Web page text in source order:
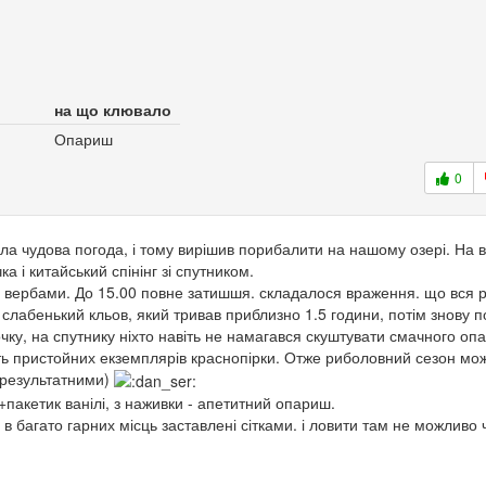
на що клювало
Опариш
0
чудова погода, і тому вирішив порибалити на нашому озері. На
китайський спінінг зі спутником.
вербами. До 15.00 повне затишшя. складалося враження. що вся
кльов, який тривав приблизно 1.5 години, потім знову
на спутнику ніхто навіть не намагався скуштувати смачного
пристойних екземплярів краснопірки. Отже риболовний сезон
ванілі, з наживки - апетитний опариш.
гарних місць заставлені сітками. і ловити там не можливо